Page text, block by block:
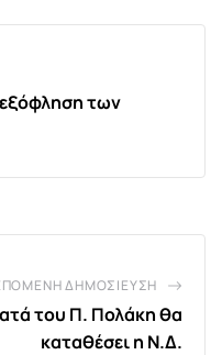
των
ΔΗΜΟΣΊΕΥΣΗ
του Π. Πολάκη θα
καταθέσει η Ν.Δ.